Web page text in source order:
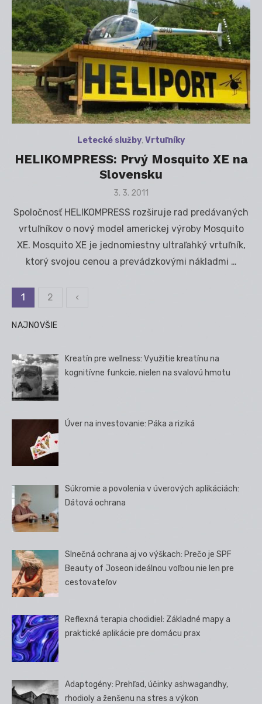
Letecké služby,Vrtuľníky
HELIKOMPRESS: Prvý Mosquito XE na
Slovensku
Posted
3. 3. 2011
Spoločnosť HELIKOMPRESS rozširuje rad predávaných
vrtuľníkov o nový model americkej výroby Mosquito
XE. Mosquito XE je jednomiestny ultraľahký vrtuľník,
ktorý svojou cenou a prevádzkovými nákladmi …
Stránkovanie
príspevkov
1 2 ‹
NAJNOVŠIE
Kreatín pre wellness: Využitie kreatínu na
kognitívne funkcie, nielen na svalovú hmotu
Úver na investovanie: Páka a riziká
Súkromie a povolenia v úverových aplikáciách:
Dátová ochrana
Slnečná ochrana aj vo výškach: Prečo je SPF
Beauty of Joseon ideálnou voľbou nie len pre
cestovateľov
Reflexná terapia chodidiel: Základné mapy a
praktické aplikácie pre domácu prax
Adaptogény: Prehľad, účinky ashwagandhy,
rhodioly a ženšenu na stres a výkon